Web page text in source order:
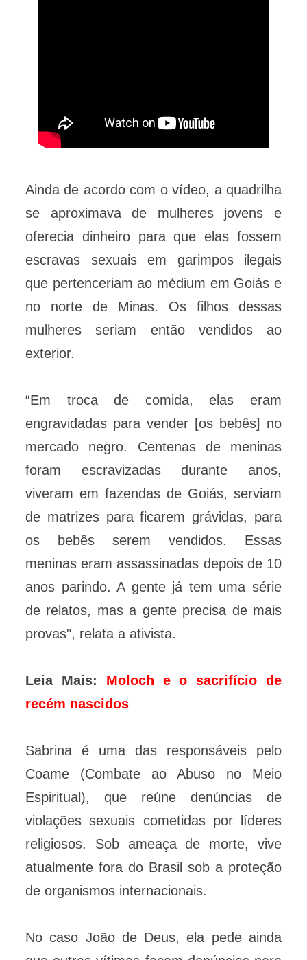
Ainda de acordo com o vídeo, a quadrilha
se aproximava de mulheres jovens e
oferecia dinheiro para que elas fossem
escravas sexuais em garimpos ilegais
que pertenceriam ao médium em Goiás e
no norte de Minas. Os filhos dessas
mulheres seriam então vendidos ao
exterior.
“Em troca de comida, elas eram
engravidadas para vender [os bebês] no
mercado negro. Centenas de meninas
foram escravizadas durante anos,
viveram em fazendas de Goiás, serviam
de matrizes para ficarem grávidas, para
os bebês serem vendidos. Essas
meninas eram assassinadas depois de 10
anos parindo. A gente já tem uma série
de relatos, mas a gente precisa de mais
provas", relata a ativista.
Leia Mais: Moloch e o sacrifício de
recém nascidos
Sabrina é uma das responsáveis pelo
Coame (Combate ao Abuso no Meio
Espiritual), que reúne denúncias de
violações sexuais cometidas por líderes
religiosos. Sob ameaça de morte, vive
atualmente fora do Brasil sob a proteção
de organismos internacionais.
No caso João de Deus, ela pede ainda